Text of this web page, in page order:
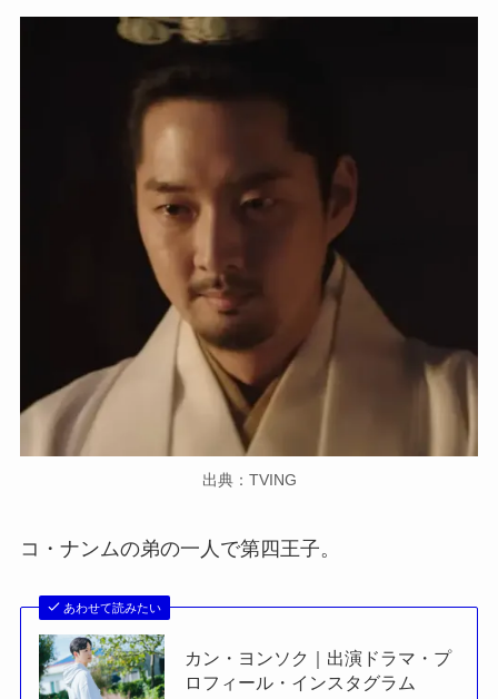
出典：TVING
コ・ナンムの弟の一人で第四王子。
あわせて読みたい
カン・ヨンソク｜出演ドラマ・プ
ロフィール・インスタグラム